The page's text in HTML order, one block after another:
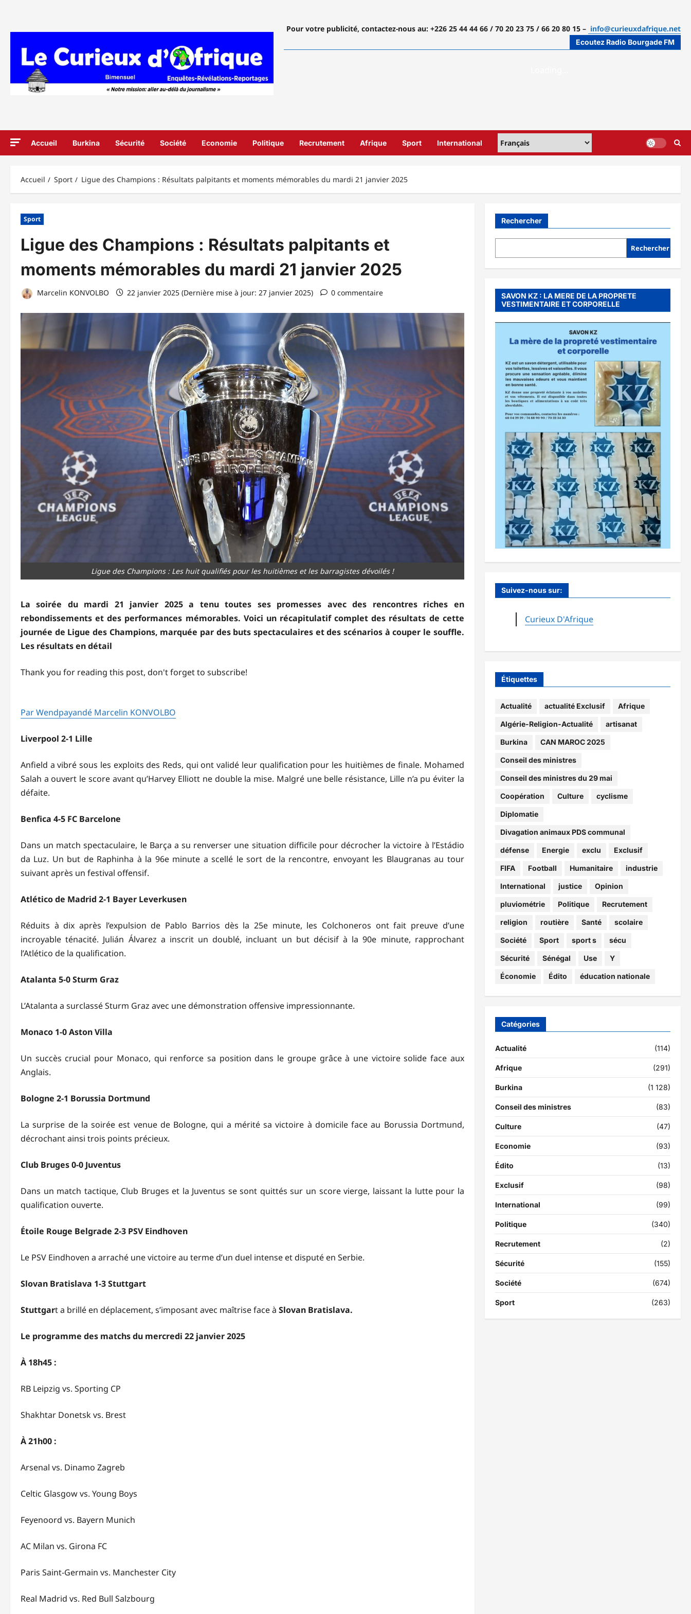
Pour votre publicité, contactez-nous au: +226 25 44 44 66 / 70 20 23 75 / 66 20 80 15 – info@curieuxdafrique.net
Ecoutez Radio Bourgade FM
Accueil Burkina Sécurité Société Economie Politique Recrutement Afrique Sport International
Accueil Sport Ligue des Champions : Résultats palpitants et moments mémorables du mardi 21 janvier 2025
Sport
Ligue des Champions : Résultats palpitants et
moments mémorables du mardi 21 janvier 2025
Marcelin KONVOLBO 22 janvier 2025 (Dernière mise à jour: 27 janvier 2025) 0 commentaire
Ligue des Champions : Les huit qualifiés pour les huitièmes et les barragistes dévoilés !
La soirée du mardi 21 janvier 2025 a tenu toutes ses promesses avec des rencontres riches en
rebondissements et des performances mémorables. Voici un récapitulatif complet des résultats de cette
journée de Ligue des Champions, marquée par des buts spectaculaires et des scénarios à couper le souffle.
Les résultats en détail
Thank you for reading this post, don't forget to subscribe!
Par Wendpayandé Marcelin KONVOLBO
Liverpool 2-1 Lille
Anfield a vibré sous les exploits des Reds, qui ont validé leur qualification pour les huitièmes de finale. Mohamed
Salah a ouvert le score avant qu’Harvey Elliott ne double la mise. Malgré une belle résistance, Lille n’a pu éviter la
défaite.
Benfica 4-5 FC Barcelone
Dans un match spectaculaire, le Barça a su renverser une situation difficile pour décrocher la victoire à l’Estádio
da Luz. Un but de Raphinha à la 96e minute a scellé le sort de la rencontre, envoyant les Blaugranas au tour
suivant après un festival offensif.
Atlético de Madrid 2-1 Bayer Leverkusen
Réduits à dix après l’expulsion de Pablo Barrios dès la 25e minute, les Colchoneros ont fait preuve d’une
incroyable ténacité. Julián Álvarez a inscrit un doublé, incluant un but décisif à la 90e minute, rapprochant
l’Atlético de la qualification.
Atalanta 5-0 Sturm Graz
L’Atalanta a surclassé Sturm Graz avec une démonstration offensive impressionnante.
Monaco 1-0 Aston Villa
Un succès crucial pour Monaco, qui renforce sa position dans le groupe grâce à une victoire solide face aux
Anglais.
Bologne 2-1 Borussia Dortmund
La surprise de la soirée est venue de Bologne, qui a mérité sa victoire à domicile face au Borussia Dortmund,
décrochant ainsi trois points précieux.
Club Bruges 0-0 Juventus
Dans un match tactique, Club Bruges et la Juventus se sont quittés sur un score vierge, laissant la lutte pour la
qualification ouverte.
Étoile Rouge Belgrade 2-3 PSV Eindhoven
Le PSV Eindhoven a arraché une victoire au terme d’un duel intense et disputé en Serbie.
Slovan Bratislava 1-3 Stuttgart
Stuttgart a brillé en déplacement, s’imposant avec maîtrise face à Slovan Bratislava.
Le programme des matchs du mercredi 22 janvier 2025
À 18h45 :
RB Leipzig vs. Sporting CP
Shakhtar Donetsk vs. Brest
À 21h00 :
Arsenal vs. Dinamo Zagreb
Celtic Glasgow vs. Young Boys
Feyenoord vs. Bayern Munich
AC Milan vs. Girona FC
Paris Saint-Germain vs. Manchester City
Real Madrid vs. Red Bull Salzbourg
Rechercher
Rechercher
SAVON KZ : LA MERE DE LA PROPRETE
VESTIMENTAIRE ET CORPORELLE
Suivez-nous sur:
Curieux D'Afrique
Étiquettes
Actualité actualité Exclusif Afrique
Algérie-Religion-Actualité artisanat
Burkina CAN MAROC 2025
Conseil des ministres
Conseil des ministres du 29 mai
Coopération Culture cyclisme
Diplomatie
Divagation animaux PDS communal
défense Energie exclu Exclusif
FIFA Football Humanitaire industrie
International justice Opinion
pluviométrie Politique Recrutement
religion routière Santé scolaire
Société Sport sport s sécu
Sécurité Sénégal Use Y
Économie Édito éducation nationale
Catégories
Actualité (114)
Afrique (291)
Burkina (1 128)
Conseil des ministres (83)
Culture (47)
Economie (93)
Édito (13)
Exclusif (98)
International (99)
Politique (340)
Recrutement (2)
Sécurité (155)
Société (674)
Sport (263)